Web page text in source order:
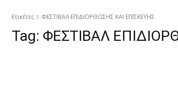
Ετικέτες ΦΕΣΤΙΒΑΛ ΕΠΙΔΙΟΡΘΩΣΗΣ ΚΑΙ ΕΠΙΣΚΕΥΗΣ
Tag: ΦΕΣΤΙΒΑΛ